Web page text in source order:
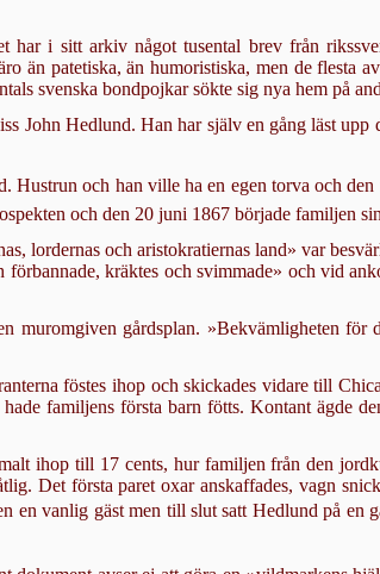
har i sitt arkiv något tusental brev från
än patetiska, än humoristiska, men de flesta
svenska bondpojkar sökte sig nya hem på
John Hedlund. Han har själv en gång läst upp
och han ville ha en egen torva och den
och den 20 juni 1867 började familjen
lordernas och aristokratiernas land» var
kräktes och svimmade» och vid
muromgiven gårdsplan. »Bekvämligheten
föstes ihop och skickades vidare till
famil­jens första barn fötts. Kontant ägde
ihop till 17 cents, hur familjen från den
Det första paret oxar anskaffades, vagn
en vanlig gäst men till slut satt Hedlund på en